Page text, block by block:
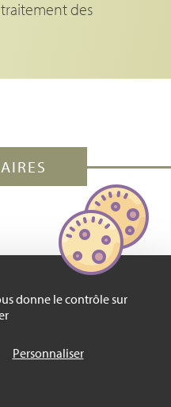
donne le contrôle sur
Personnaliser
des